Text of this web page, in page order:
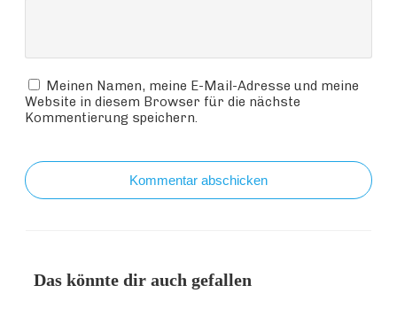
Meinen Namen, meine E-Mail-Adresse und meine
Website in diesem Browser für die nächste
Kommentierung speichern.
Kommentar abschicken
Das könnte dir auch gefallen